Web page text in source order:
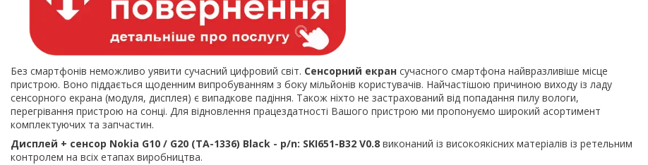
Без смартфонів неможливо уявити сучасний цифровий світ. Сенсорний екран сучасного смартфона найвразливіше місце
пристрою. Воно піддається щоденним випробуванням з боку мільйонів користувачів. Найчастішою причиною виходу із ладу
сенсорного екрана (модуля, дисплея) є випадкове падіння. Також ніхто не застрахований від попадання пилу вологи,
перегрівання пристрою на сонці. Для відновлення працездатності Вашого пристрою ми пропонуємо широкий асортимент
комплектуючих та запчастин.
Дисплей + сенсор Nokia G10 / G20 (TA-1336) Black - p/n: SKI651-B32 V0.8 виконаний із високоякісних матеріалів із ретельним
контролем на всіх етапах виробництва.